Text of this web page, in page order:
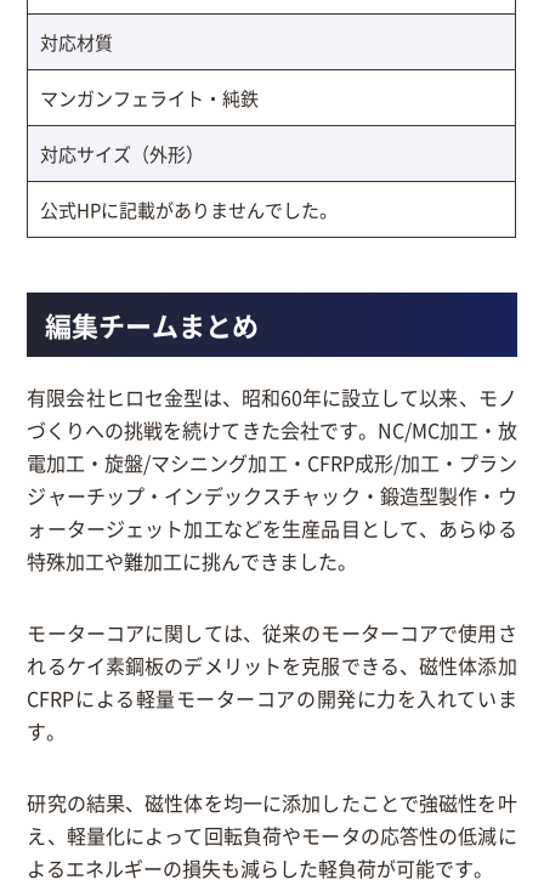
対応材質
マンガンフェライト・純鉄
対応サイズ（外形）
公式HPに記載がありませんでした。
編集チームまとめ
有限会社ヒロセ金型は、昭和60年に設立して以来、モノ
づくりへの挑戦を続けてきた会社です。NC/MC加工・放
電加工・旋盤/マシニング加工・CFRP成形/加工・プラン
ジャーチップ・インデックスチャック・鍛造型製作・ウ
ォータージェット加工などを生産品目として、あらゆる
特殊加工や難加工に挑んできました。
モーターコアに関しては、従来のモーターコアで使用さ
れるケイ素鋼板のデメリットを克服できる、磁性体添加
CFRPによる軽量モーターコアの開発に力を入れていま
す。
研究の結果、磁性体を均一に添加したことで強磁性を叶
え、軽量化によって回転負荷やモータの応答性の低減に
よるエネルギーの損失も減らした軽負荷が可能です。